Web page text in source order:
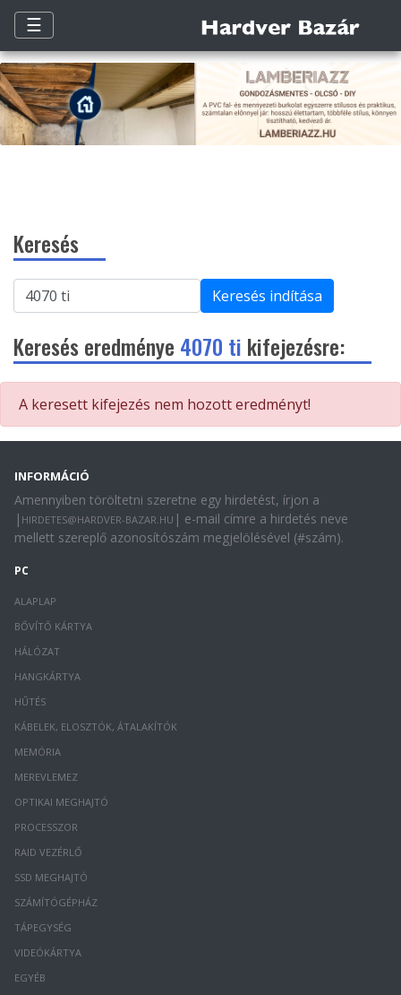
☰
Keresés
Keresés indítása
Keresés eredménye 4070 ti kifejezésre:
A keresett kifejezés nem hozott eredményt!
INFORMÁCIÓ
Amennyiben töröltetni szeretne egy hirdetést, írjon a
| HIRDETES@HARDVER-BAZAR.HU | e-mail címre a hirdetés neve
mellett szereplő azonosítószám megjelölésével (#szám).
PC
ALAPLAP
BŐVÍTŐ KÁRTYA
HÁLÓZAT
HANGKÁRTYA
HŰTÉS
KÁBELEK, ELOSZTÓK, ÁTALAKÍTÓK
MEMÓRIA
MEREVLEMEZ
OPTIKAI MEGHAJTÓ
PROCESSZOR
RAID VEZÉRLŐ
SSD MEGHAJTÓ
SZÁMÍTÓGÉPHÁZ
TÁPEGYSÉG
VIDEÓKÁRTYA
EGYÉB